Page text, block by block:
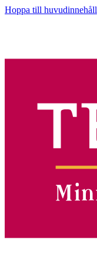
Hoppa till huvudinnehåll